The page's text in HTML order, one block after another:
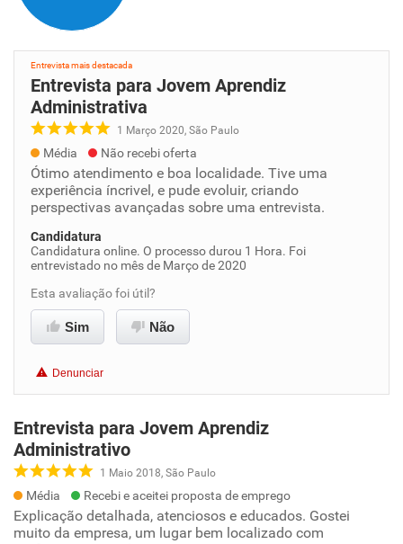
Entrevista mais destacada
Entrevista para Jovem Aprendiz
Administrativa
1 Março 2020, São Paulo
Média Não recebi oferta
Ótimo atendimento e boa localidade. Tive uma
experiência íncrivel, e pude evoluir, criando
perspectivas avançadas sobre uma entrevista.
Candidatura
Candidatura online. O processo durou 1 Hora. Foi
entrevistado no mês de Março de 2020
Esta avaliação foi útil?
Sim Não
Denunciar
Entrevista para Jovem Aprendiz
Administrativo
1 Maio 2018, São Paulo
Média Recebi e aceitei proposta de emprego
Explicação detalhada, atenciosos e educados. Gostei
muito da empresa, um lugar bem localizado com